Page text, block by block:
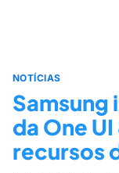
NOTÍCIAS
Samsung
da One
recursos